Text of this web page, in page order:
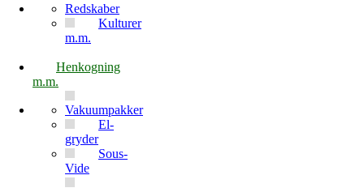
Redskaber
Kulturer
m.m.
Henkogning
m.m.
Vakuumpakker
El-
gryder
Sous-
Vide